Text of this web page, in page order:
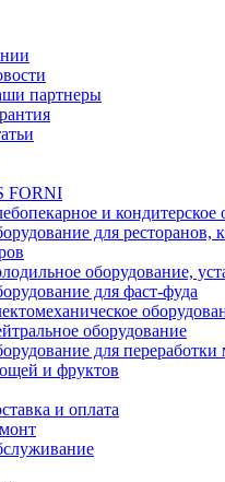
партнеры
FORNI
и кондитерское
для ресторанов,
оборудование,
для фаст-фуда
оборудование
для переработки
и фруктов
и оплата